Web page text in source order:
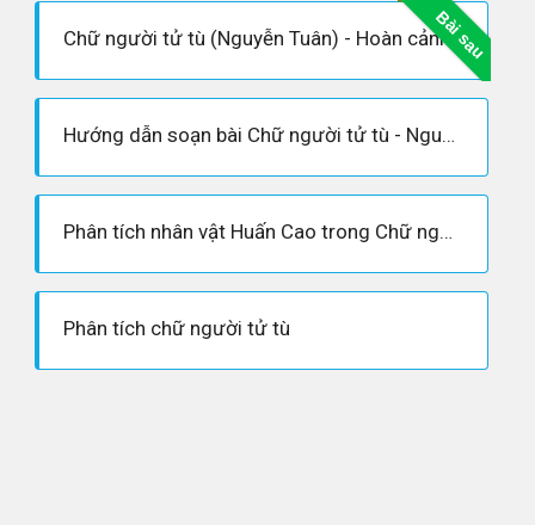
Bài sau
Chữ người tử tù (Nguyễn Tuân) - Hoàn cảnh sáng tác, Dàn ý phân tích tác phẩm
Hướng dẫn soạn bài Chữ người tử tù - Nguyễn Tuân
Phân tích nhân vật Huấn Cao trong Chữ người tử tù hay nhất
Phân tích chữ người tử tù